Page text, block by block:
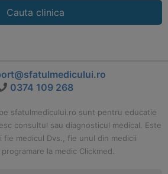
Cauta clinica
0374 109 268
sfatulmedicului.ro sunt pentru educatie
consultul sau diagnosticul medical. Este
fie medicul Dvs., fie unul din medicii
la medic Clickmed.